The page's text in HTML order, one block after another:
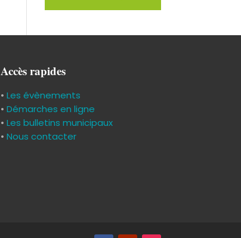
Accès rapides
• Les évènements
• Démarches en ligne
• Les bulletins municipaux
• Nous contacter